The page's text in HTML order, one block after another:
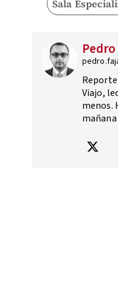
Sala
Viajo,
menos.